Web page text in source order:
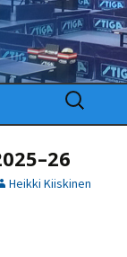
Haku:
Heikki Kiiskinen